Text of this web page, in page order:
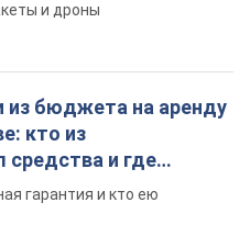
и дроны
из бюджета на аренду
кто из
средства и где
гарантия и кто ею